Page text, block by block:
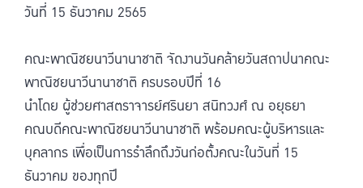
วันที่ 15 ธันวาคม 2565
คณะพาณิชยนาวีนานาชาติ จัดงานวันคล้ายวันสถาปนาคณะ
พาณิชยนาวีนานาชาติ ครบรอบปีที่ 16
นำโดย ผู้ช่วยศาสตราจารย์ศรินยา สนิทวงศ์ ณ อยุธยา
คณบดีคณะพาณิชยนาวีนานาชาติ พร้อมคณะผู้บริหารและ
บุคลากร เพื่อเป็นการรำลึกถึงวันก่อตั้งคณะในวันที่ 15
ธันวาคม ของทุกปี